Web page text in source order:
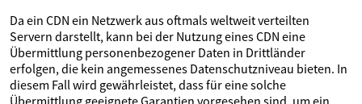
Da ein CDN ein Netzwerk aus oftmals weltweit verteilten
Servern darstellt, kann bei der Nutzung eines CDN eine
Übermittlung personenbezogener Daten in Drittländer
erfolgen, die kein angemessenes Datenschutzniveau bieten. In
diesem Fall wird gewährleistet, dass für eine solche
Übermittlung geeignete Garantien vorgesehen sind, um ein